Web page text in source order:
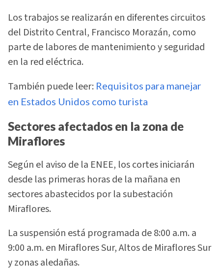
Los trabajos se realizarán en diferentes circuitos
del Distrito Central, Francisco Morazán, como
parte de labores de mantenimiento y seguridad
en la red eléctrica.
También puede leer: Requisitos para manejar
en Estados Unidos como turista
Sectores afectados en la zona de
Miraflores
Según el aviso de la ENEE, los cortes iniciarán
desde las primeras horas de la mañana en
sectores abastecidos por la subestación
Miraflores.
La suspensión está programada de 8:00 a.m. a
9:00 a.m. en Miraflores Sur, Altos de Miraflores Sur
y zonas aledañas.